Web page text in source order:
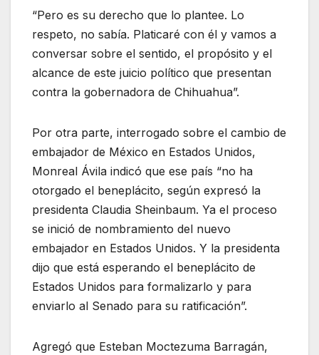
“Pero es su derecho que lo plantee. Lo
respeto, no sabía. Platicaré con él y vamos a
conversar sobre el sentido, el propósito y el
alcance de este juicio político que presentan
contra la gobernadora de Chihuahua”.
Por otra parte, interrogado sobre el cambio de
embajador de México en Estados Unidos,
Monreal Ávila indicó que ese país “no ha
otorgado el beneplácito, según expresó la
presidenta Claudia Sheinbaum. Ya el proceso
se inició de nombramiento del nuevo
embajador en Estados Unidos. Y la presidenta
dijo que está esperando el beneplácito de
Estados Unidos para formalizarlo y para
enviarlo al Senado para su ratificación”.
Agregó que Esteban Moctezuma Barragán,